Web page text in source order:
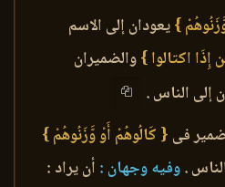
}يعودان إلى الاسم
إِذَا اكتالوا }والضميران
إلى الناس .
فى { كَالُوهُمْ أَوْ وَّزَنُوهُمْ }
.وفيه وجهان : أن يراد :